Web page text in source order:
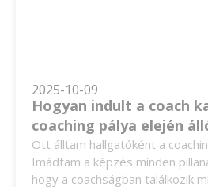
2025-10-09
Hogyan indult a coach
coaching pálya elején
Ott álltam hallgatóként a
Imádtam a képzés minden
hogy a coachságban találkozik